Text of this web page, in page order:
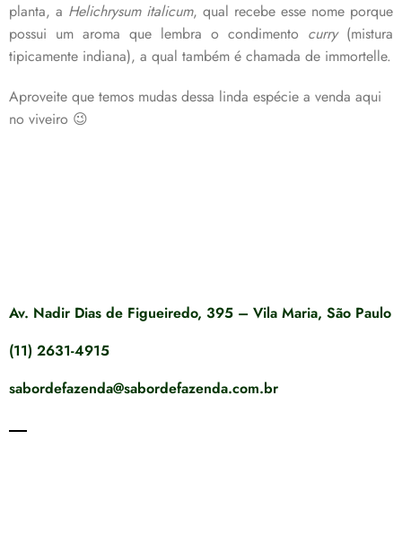
planta, a Helichrysum italicum, qual recebe esse nome porque
possui um aroma que lembra o condimento curry(mistura
tipicamente indiana), a qual também é chamada de immortelle.
Aproveite que temos mudas dessa linda espécie a venda aqui
no viveiro 😉
Av. Nadir Dias de Figueiredo, 395 – Vila Maria, São Paulo
(11) 2631-4915
sabordefazenda@sabordefazenda.com.br